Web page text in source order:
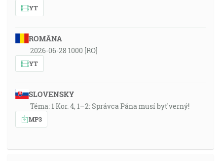
YT
ROMÂNA
2026-06-28 1000 [RO]
YT
SLOVENSKY
Téma: 1 Kor. 4, 1–2: Správca Pána musí byť verný!
MP3